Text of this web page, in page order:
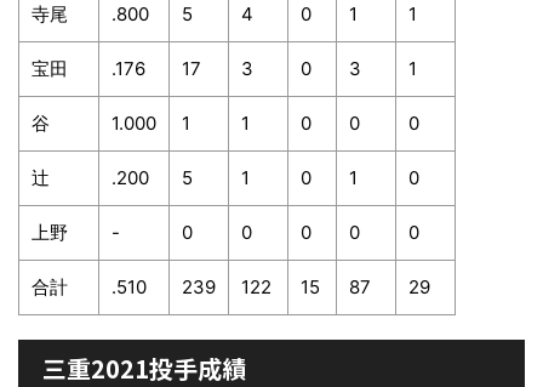
寺尾 .800 5 4 0 1 1
宝田 .176 17 3 0 3 1
谷 1.000 1 1 0 0 0
辻 .200 5 1 0 1 0
上野 - 0 0 0 0 0
合計 .510 239 122 15 87 29
三重2021投手成績